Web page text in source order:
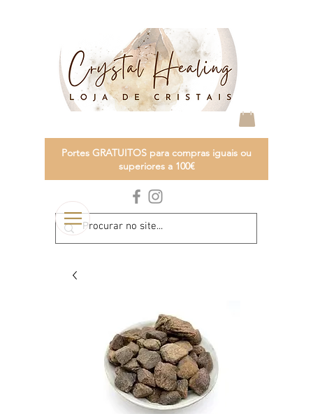
Portes GRATUITOS para compras iguais ou
superiores a 100€